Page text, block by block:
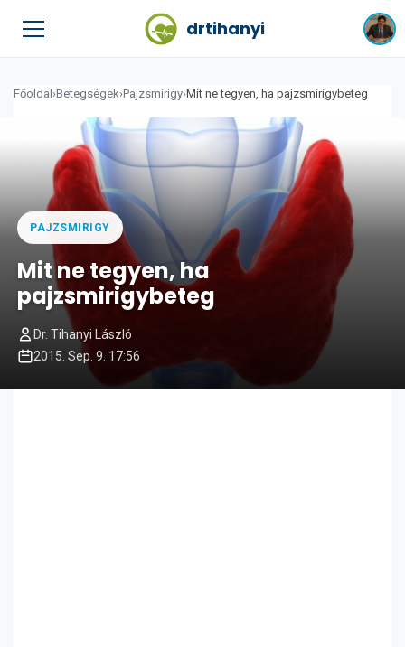
drtihanyi
Főoldal ›Betegségek›Pajzsmirigy›Mit ne tegyen, ha pajzsmirigybeteg
PAJZSMIRIGY
Mit ne tegyen, ha
pajzsmirigybeteg
Dr. Tihanyi László
2015. Sep. 9. 17:56